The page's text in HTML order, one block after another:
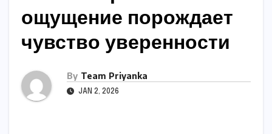
ощущение порождает
чувство уверенности
By Team Priyanka
JAN 2, 2026